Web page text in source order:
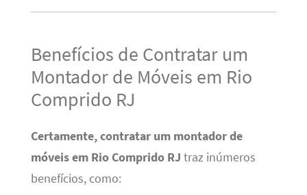
Benefícios de Contratar um
Montador de Móveis em Rio
Comprido RJ
Certamente, contratar um montador de
móveis em Rio Comprido RJ traz inúmeros
benefícios, como: